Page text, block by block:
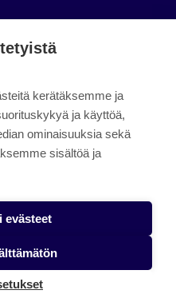
kerätäksemme ja
ja käyttöä,
ominaisuuksia sekä
sisältöä ja
evästeet